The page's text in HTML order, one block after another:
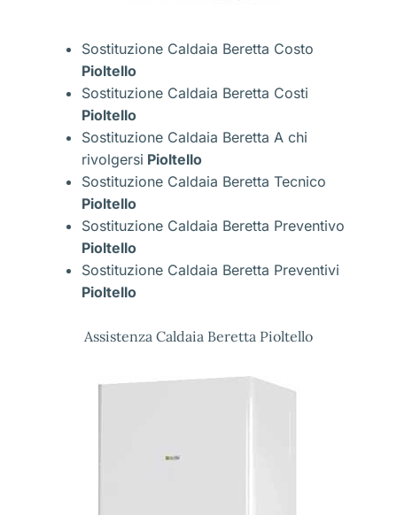
Sostituzione Caldaia Beretta Costo
Pioltello
Sostituzione Caldaia Beretta Costi
Pioltello
Sostituzione Caldaia Beretta A chi
rivolgersi Pioltello
Sostituzione Caldaia Beretta Tecnico
Pioltello
Sostituzione Caldaia Beretta Preventivo
Pioltello
Sostituzione Caldaia Beretta Preventivi
Pioltello
Assistenza Caldaia Beretta Pioltello